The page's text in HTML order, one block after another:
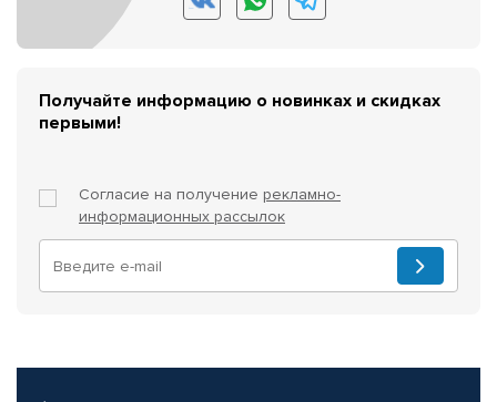
Получайте информацию о новинках и скидках
первыми!
Согласие на получение рекламно-
информационных рассылок